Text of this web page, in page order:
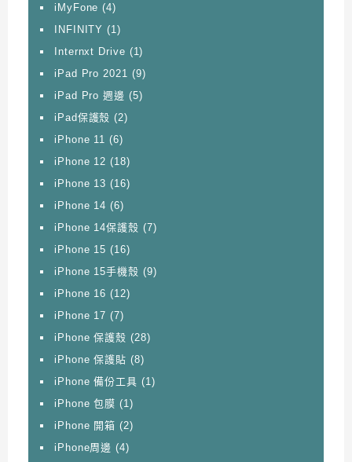
iMyFone (4)
INFINITY (1)
Internxt Drive (1)
iPad Pro 2021 (9)
iPad Pro 週邊 (5)
iPad保護殼 (2)
iPhone 11 (6)
iPhone 12 (18)
iPhone 13 (16)
iPhone 14 (6)
iPhone 14保護殼 (7)
iPhone 15 (16)
iPhone 15手機殼 (9)
iPhone 16 (12)
iPhone 17 (7)
iPhone 保護殼 (28)
iPhone 保護貼 (8)
iPhone 備份工具 (1)
iPhone 包膜 (1)
iPhone 開箱 (2)
iPhone周邊 (4)